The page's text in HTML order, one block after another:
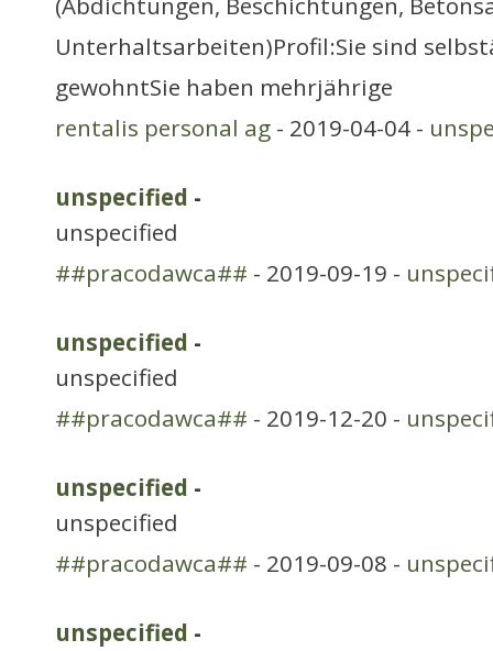
Unterhaltsarbeiten)Profil:Sie sind
gewohntSie haben mehrjährige
rentalis personal ag - 2019-04-04 -
unspecified -
unspecified
##pracodawca## - 2019-09-19 -
unspecified -
unspecified
##pracodawca## - 2019-12-20 -
unspecified -
unspecified
##pracodawca## - 2019-09-08 -
unspecified -